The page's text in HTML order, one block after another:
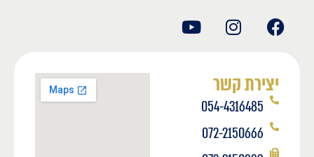
יצירת קשר
054-4316485
072-2150666